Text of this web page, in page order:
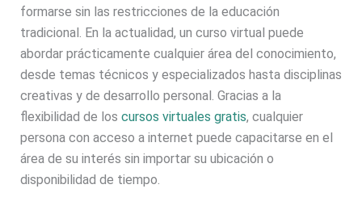
formarse sin las restricciones de la educación
tradicional. En la actualidad, un curso virtual puede
abordar prácticamente cualquier área del conocimiento,
desde temas técnicos y especializados hasta disciplinas
creativas y de desarrollo personal. Gracias a la
flexibilidad de los cursos virtuales gratis, cualquier
persona con acceso a internet puede capacitarse en el
área de su interés sin importar su ubicación o
disponibilidad de tiempo.